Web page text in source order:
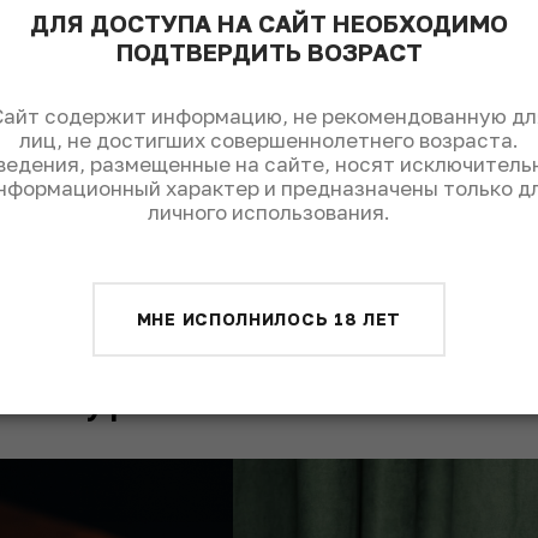
вишню и полоску апельсиновой цедры,
масла.
бурбоном
ДЛЯ ДОСТУПА НА САЙТ НЕОБХОДИМО
ПОДТВЕРДИТЬ ВОЗРАСТ
содержит информацию, не рекомендованную
лиц, не достигших совершеннолетнего возраста.
размещенные на сайте, носят
характер и предназначены только
личного использования.
МНЕ ИСПОЛНИЛОСЬ 18 ЛЕТ